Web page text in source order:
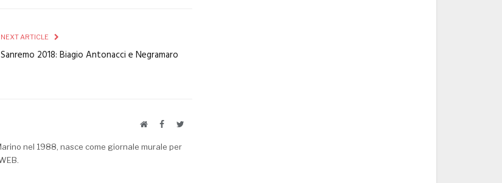
NEXT ARTICLE
Sanremo 2018: Biagio Antonacci e Negramaro
WebsiteFacebookTwitter
nel 1988, nasce come giornale murale per